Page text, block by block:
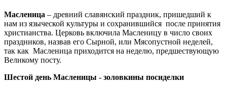
Масленица – древний славянский праздник, пришедший к
нам из языческой культуры и сохранившийся после принятия
христианства. Церковь включила Масленицу в число своих
праздников, назвав его Сырной, или Мясопустной неделей,
так как Масленица приходится на неделю, предшествующую
Великому посту.
Шестой день Масленицы - золовкины посиделки